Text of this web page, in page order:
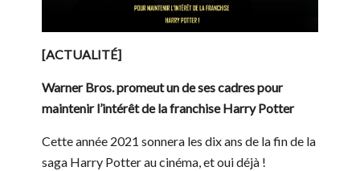
[ACTUALITÉ]
Warner Bros. promeut un de ses cadres pour
maintenir l’intérêt de la franchise Harry Potter
Cette année 2021 sonnera les dix ans de la fin de la
saga Harry Potter au cinéma, et oui déjà !